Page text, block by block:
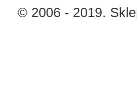
© 2006 - 2019.